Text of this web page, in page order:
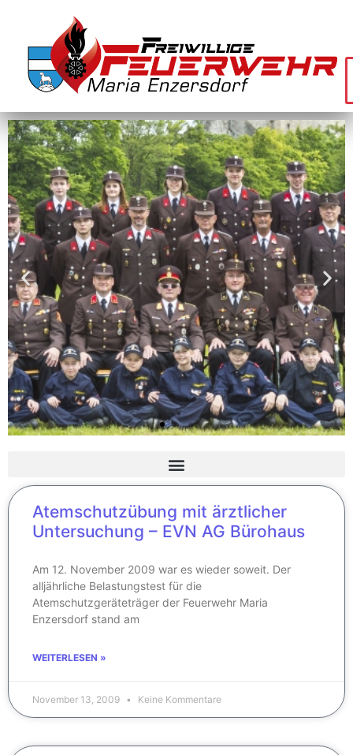
Atemschutzübung mit ärztlicher
Untersuchung – EVN AG Bürohaus
Am 12. November 2009 war es wieder soweit. Der
alljährliche Belastungstest für die
Atemschutzgeräteträger der Feuerwehr Maria
Enzersdorf stand am
WEITERLESEN »
November 13, 2009 Keine Kommentare